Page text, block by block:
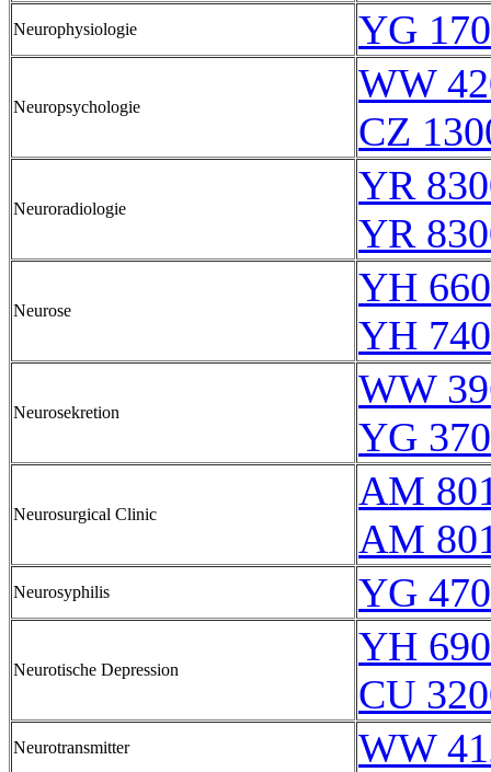
Neurophysiologie YG
Neuropsychologie
WW
CZ
Neuroradiologie
YR
YR
Neurose
YH
YH
Neurosekretion
WW
YG
Neurosurgical Clinic
AM
AM
Neurosyphilis YG
Neurotische Depression
YH
CU
Neurotransmitter WW